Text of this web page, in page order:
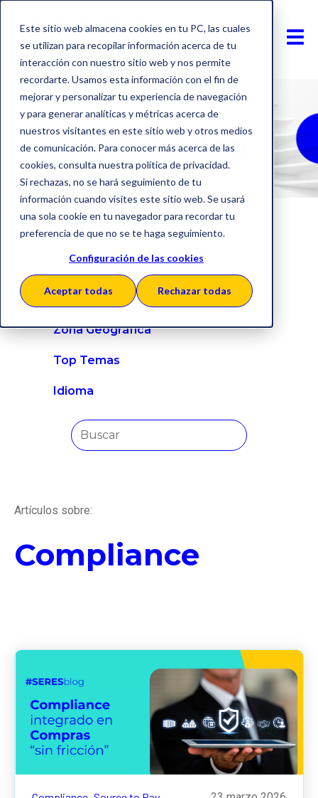
Este sitio web almacena cookies en tu PC, las cuales
se utilizan para recopilar información acerca de tu
interacción con nuestro sitio web y nos permite
recordarte. Usamos esta información con el fin de
mejorar y personalizar tu experiencia de navegación
y para generar analíticas y métricas acerca de
nuestros visitantes en este sitio web y otros medios
de comunicación. Para conocer más acerca de las
cookies, consulta nuestra política de privacidad.
Si rechazas, no se hará seguimiento de tu
información cuando visites este sitio web. Se usará
una sola cookie en tu navegador para recordar tu
preferencia de que no se te haga seguimiento.
Configuración de las cookies
Aceptar todas Rechazar todas
SERES Blog
Inicio
Obligaciones Legales
Zona Geográfica
Top Temas
Idioma
Artículos sobre:
Compliance